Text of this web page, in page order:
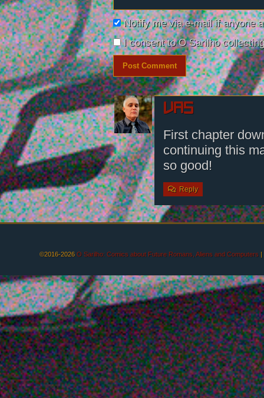
Notify me via e-mail if anyone
I consent to O Sarilho
Vas
First chapter
continuing this
so good!
Reply
©2016-2026 O Sarilho: Comics about Future Romans, Aliens and Computers |